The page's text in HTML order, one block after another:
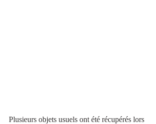
Plusieurs objets usuels ont été récupérés lors